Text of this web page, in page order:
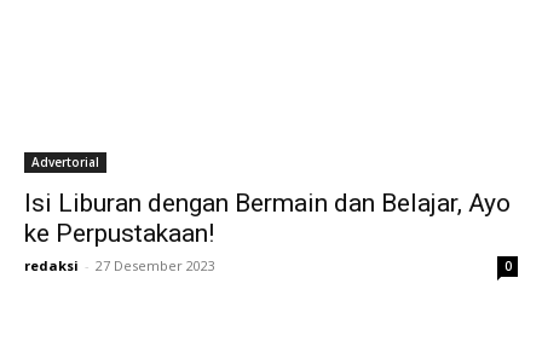
Advertorial
Isi Liburan dengan Bermain dan Belajar, Ayo
ke Perpustakaan!
redaksi - 27 Desember 2023 0